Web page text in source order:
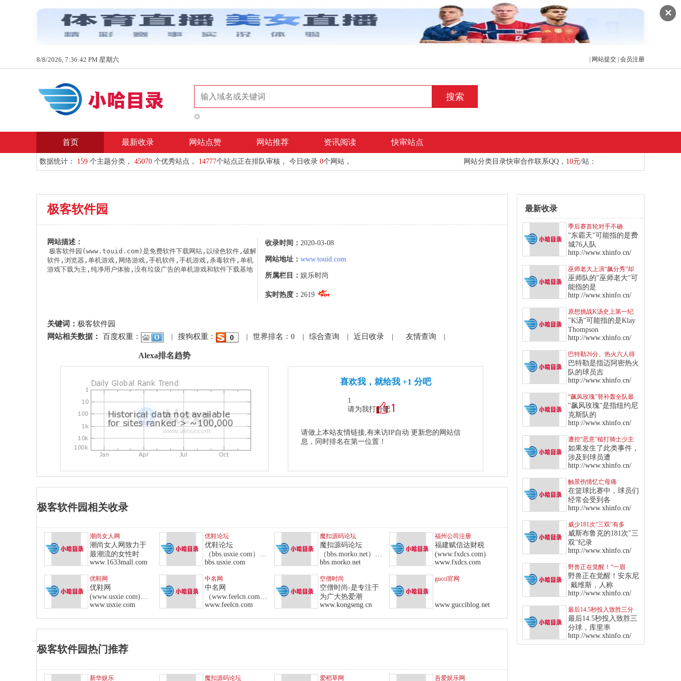
✕
8/8/2026, 7:36:42 PM 星期六 网站提交 会员注册
搜索
首页 最新收录 网站点赞 网站推荐 资讯阅读 快审站点
数据统计： 159 个主题分类， 45070 个优秀站点， 14777个站点正在排队审核， 今日收录 0个网站， 网站分类目录快审合作联系QQ， 10元/站：
极客软件园
网站描述：
极客软件园(www.touid.com)是免费软件下载网站,以绿色软件,破解
软件,浏览器,单机游戏,网络游戏,手机软件,手机游戏,杀毒软件,单机
游戏下载为主,纯净用户体验,没有垃圾广告的单机游戏和软件下载基地
收录时间： 2020-03-08
网站地址： www.touid.com
所属栏目： 娱乐时尚
实时热度： 2619
关键词： 极客软件园
网站相关数据：
百度权重： | 搜狗权重： | 世界排名：0 | 综合查询 | 近日收录 | 友情查询 |
Alexa排名趋势
喜欢我，就给我 +1 分吧
1
请为我打分吧！
请做上本站友情链接,有来访IP自动 更新您的网站信
息，同时排名在第一位置！
极客软件园相关收录
潮尚女人网
潮尚女人网致力于
最潮流的女性时
www.1633mall.com
优鞋论坛
优鞋论坛
（bbs.usxie.com）,
国内专业
bbs.usxie.com
魔扣源码论坛
魔扣源码论坛
（bbs.morko.net）,
分享
bbs.morko.net
福州公司注册
福建赋信达财税
(www.fxdcs.com)
www.fxdcs.com
优鞋网
优鞋网
(www.usxie.com)是
全面的
www.usxie.com
中名网
中名网
（www.feelcn.com）
致力于时尚
www.feelcn.com
空僧时尚
空僧时尚-是专注于
为广大热爱潮
www.kongseng.cn
gucci官网
www.gucciblog.net
极客软件园热门推荐
新华娱乐 魔扣源码论坛 爱稻草网 吾爱娱乐网
最新收录
季后赛首轮对手不确
定，“东霸天”七六人针对
多队制定战术
"东霸天"可能指的是费
城76人队
http://www.xhinfo.cn/
巫师老大上演“飙分秀”却
传伤情，“得分王”头衔恐
拱手让给库里
巫师队的"巫师老大"可
能指的是
http://www.xhinfo.cn/
原想挑战K汤史上第一纪
录，无奈“这点”让库里只
能作罢
"K汤"可能指的是Klay
Thompson
http://www.xhinfo.cn/
巴特勒26分、热火六人得
分上双，挡住绿衫军反扑
攻势
巴特勒是指迈阿密热火
队的球员吉
http://www.xhinfo.cn/
“飙风玫瑰”替补轰全队最
高，率领纽约尼克斯击退
快船
"飙风玫瑰"是指纽约尼
克斯队的
http://www.xhinfo.cn/
遭控“恶意”槌打骑士少主
软弱部位，东契奇遭驱逐
出场
如果发生了此类事件，
涉及到球员遭
http://www.xhinfo.cn/
触景伤情忆亡母痛
哭，“狼王”化悲伤为力量
率队血洗魔术
在篮球比赛中，球员们
经常会受到各
http://www.xhinfo.cn/
威少181次“三双”有多
狂？爵士13年来全队才1
次
威斯布鲁克的181次"三
双"纪录
http://www.xhinfo.cn/
野兽正在觉醒！“一眉
哥”飙纪录成“侠客”后队史
第一人
野兽正在觉醒！安东尼
·戴维斯，人称
http://www.xhinfo.cn/
最后14.5秒投入致胜三分
球！库里率勇士击败西部
龙头爵士
最后14.5秒投入致胜三
分球，库里率
http://www.xhinfo.cn/